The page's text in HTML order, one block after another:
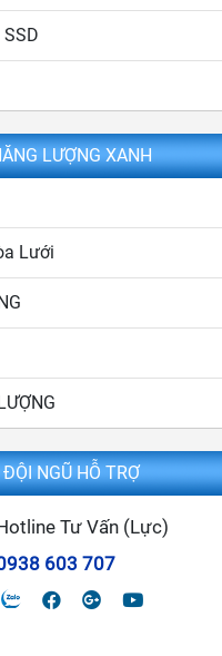
SSD
LƯỢNG XANH
Lưới
ĐỘI NGŨ HỖ TRỢ
Tư Vấn (Lực)
603 707